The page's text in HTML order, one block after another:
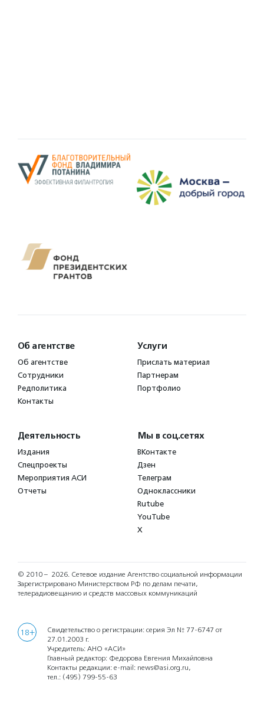
Об агентстве
Об агентстве
Сотрудники
Редполитика
Контакты
Услуги
Прислать материал
Партнерам
Портфолио
Деятельность
Издания
Спецпроекты
Мероприятия АСИ
Отчеты
Мы в соц.сетях
ВКонтакте
Дзен
Телеграм
Одноклассники
Rutube
YouTube
X
© 2010 – 2026. Сетевое издание Агентство социальной информации
Зарегистрировано Министерством РФ по делам печати,
телерадиовещанию и средств массовых коммуникаций
18+
Свидетельство о регистрации: серия Эл № 77-6747 от
27.01.2003 г.
Учредитель: АНО «АСИ»
Главный редактор: Федорова Евгения Михайловна
Контакты редакции: e-mail: news@asi.org.ru,
тел.: (495) 799-55-63